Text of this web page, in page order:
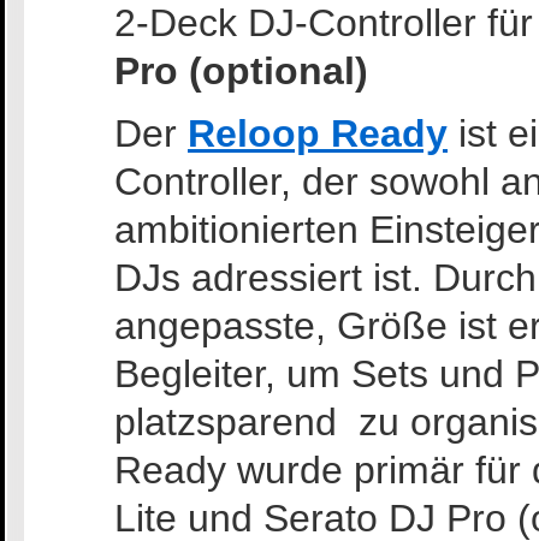
2-Deck DJ-Controller
Pro (optional)
Der Reloop Ready ist
Controller, der sowohl
ambitionierten
DJs adressiert ist.
angepasste, Größe ist
Begleiter, um Sets und
platzsparend zu
Ready wurde primär für
Lite und Serato DJ Pro